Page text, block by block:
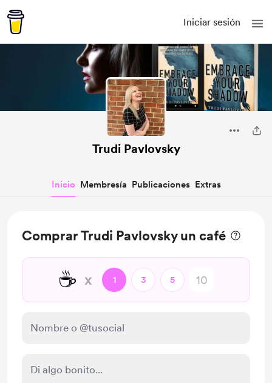
Iniciar sesión
Trudi Pavlovsky
Inicio Membresía Publicaciones Extras
Comprar Trudi Pavlovsky un café
☕ x 1 3 5